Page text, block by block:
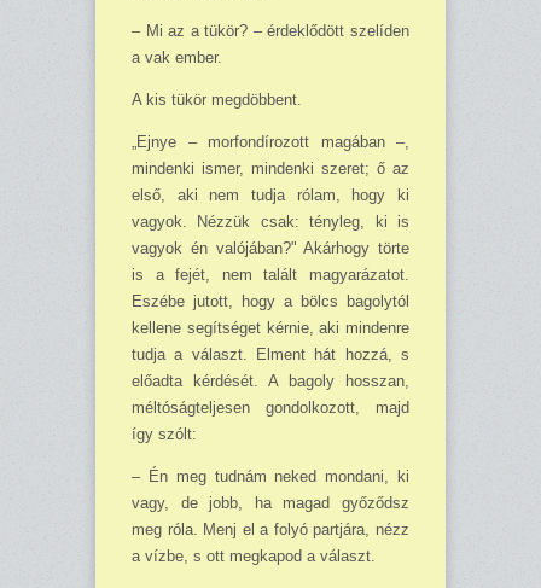
– Mi az a tükör? – érdeklődött szelíden
a vak ember.
A kis tükör megdöbbent.
„Ejnye – morfondírozott magában –,
mindenki is­mer, mindenki szeret; ő az
első, aki nem tudja rólam, hogy ki
vagyok. Nézzük csak: tényleg, ki is
vagyok én valójában?" Akárhogy törte
is a fejét, nem talált magyarázatot.
Eszébe ju­tott, hogy a bölcs bagoly­tól
kellene segít­séget kér­nie, aki mindenre
tudja a választ. Elment hát hozzá, s
előadta kérdését. A ba­goly hosszan,
méltóságtel­jesen gondolkozott, majd
így szólt:
– Én meg tudnám ne­ked mondani, ki
vagy, de jobb, ha magad győződsz
meg róla. Menj el a folyó partjára, nézz
a vízbe, s ott megkapod a választ.